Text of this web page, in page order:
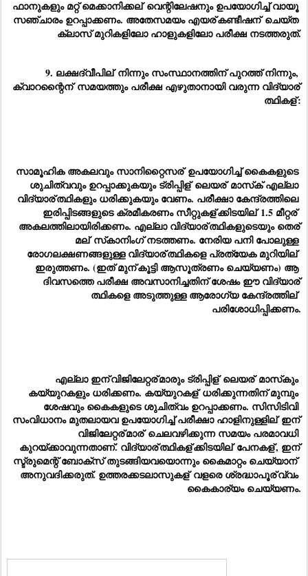
ഫാനുകളും മറ്റ് മെക്കാനിക്കല് വെന്റിലേഷനും ഉപയോഗിച്ച് വായൂ
സഞ്ചാരം ഉറപ്പാക്കണം. അതേസമയം എയര്കണ്ടീഷന് ചെയ്ത
ക്ലാസ് മുറികളിലോ ഹാളുകളിലോ പരീക്ഷ നടത്തരുത്.
9. ലക്ഷദ്വീപില് നിന്നും സംസ്ഥാനത്തിന് പുറത്ത് നിന്നും,
ക്വാറന്റൈന് സമയത്തും പരീക്ഷ എഴുതാനായി വരുന്ന വിദ്യാര്
ത്ഥികള്:
സാമൂഹിക അകലവും സാനിറ്റൈസര് ഉപയോഗിച്ച് കൈകളുടെ
ശുചിത്വവും ഉറപ്പാക്കുകയും ട്രിപ്പിള് ലെയര് മാസ്‌ക് എല്ലാ
വിദ്യാര്ത്ഥികളും ധരിക്കുകയും വേണം. പരീക്ഷാ കേന്ദ്രത്തിലെ
ഇരിപ്പിടങ്ങളുടെ ക്രമീകരണം സീറ്റുകള്ക്കിടയില് 1.5 മീറ്റര്
അകലത്തിലായിരിക്കണം. എല്ലാ വിദ്യാര്ത്ഥികളുടെയും തെര്
മല് സ്‌കാനിംഗ് നടത്തണം. നേരിയ പനി പോലുള്ള
രോഗലക്ഷണങ്ങളുള്ള വിദ്യാര്ത്ഥികളെ പ്രത്യേക മുറിയില്
ഇരുത്തണം. (ഇത് മുന്കൂട്ടി ആസൂത്രണം ചെയ്യണം) ആ
ദിവസത്തെ പരീക്ഷ അവസാനിച്ചതിന് ശേഷം ഈ വിദ്യാര്
ത്ഥികളെ അടുത്തുള്ള ആരോഗ്യ കേന്ദ്രത്തില്
പരിശോധിപ്പിക്കണം.
എല്ലാ ഇന്വിജിലേറ്റര്മാരും ട്രിപ്പിള് ലെയര് മാസ്‌കും
കയ്യുറകളും ധരിക്കണം. കയ്യുറകള് ധരിക്കുന്നതിന് മുമ്പും
ശേഷവും കൈകളുടെ ശുചിത്വം ഉറപ്പാക്കണം. സിസിടിവി
സംവിധാനം മുതലായവ ഉപയോഗിച്ച് പരീക്ഷാ ഹാളിനുള്ളില് ഇന്
വിജിലേറ്റര്മാര് ചെലവഴിക്കുന്ന സമയം പരമാവധി
കുറയ്ക്കാവുന്നതാണ്. വിദ്യാര്ത്ഥികള്ക്കിടയില് പേനകള്, ഇന്
സ്ട്രുമെന്റ് ബോക്‌സ് തുടങ്ങിയവയൊന്നും കൈമാറ്റം ചെയ്യാന്
അനുവദിക്കരുത്. ഉത്തരക്കടലാസുകള് വളരെ ശ്രദ്ധാപൂര്വ്വം
കൈകാര്യം ചെയ്യണം.